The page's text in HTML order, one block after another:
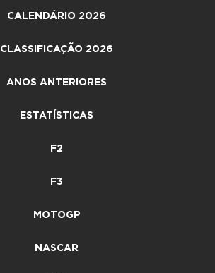
CALENDÁRIO 2026
CLASSIFICAÇÃO 2026
ANOS ANTERIORES
ESTATÍSTICAS
F2
F3
MOTOGP
NASCAR